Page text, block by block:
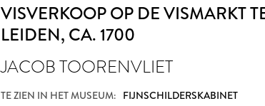
VISVERKOOP OP DE VISMARKT
LEIDEN, CA. 1700
JACOB TOORENVLIET
TE ZIEN IN HET MUSEUM: FIJNSCHILDERSKABINET